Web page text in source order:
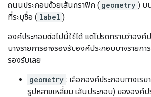
ถนนประกอบด้วยเส้นกราฟิก ( geometry ) บ
ที่ระบุชื่อ ( label )
องค์ประกอบต่อไปนี้ใช้ได้ แต่โปรดทราบว่าอง
บางรายการอาจรองรับองค์ประกอบบางรายก
รองรับเลย
geometry : เลือกองค์ประกอบทางเร
รูปหลายเหลี่ยม เส้นประกอบ) ขององค์